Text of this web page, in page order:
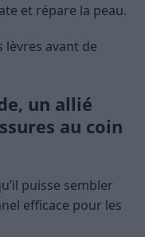
et répare la peau.
lèvres avant de
un allié
au coin
puisse sembler
efficace pour les